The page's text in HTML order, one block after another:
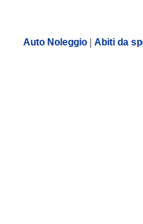
Auto Noleggio| Abiti da